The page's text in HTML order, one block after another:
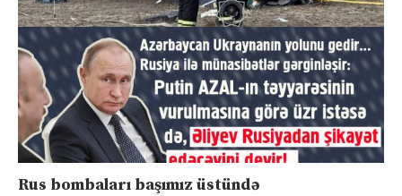
Rus bombaları başımız üstündə